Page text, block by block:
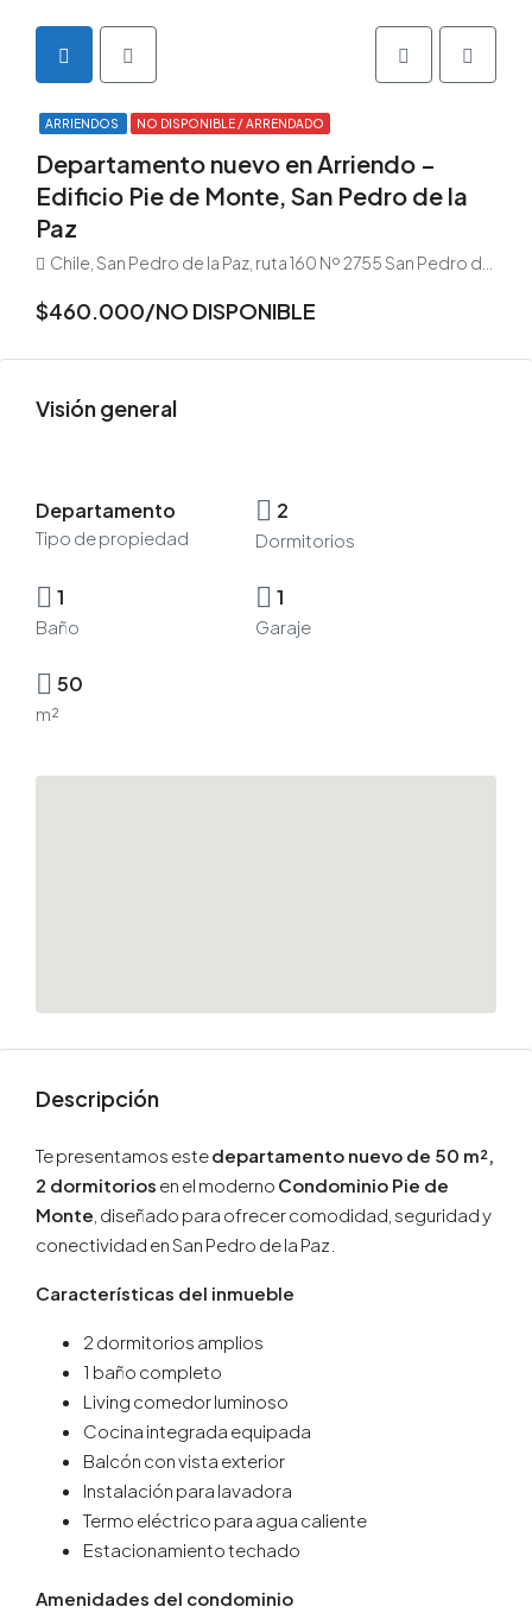
ARRIENDOS NO DISPONIBLE / ARRENDADO
Departamento nuevo en Arriendo –
Edificio Pie de Monte, San Pedro de la
Paz
Chile, San Pedro de la Paz, ruta 160 Nº 2755 San Pedro de la Paz
$460.000/NO DISPONIBLE
Visión general
Departamento
Tipo de propiedad
2
Dormitorios
1
Baño
1
Garaje
50
m²
Descripción
Te presentamos estedepartamento nuevo de 50 m²,
2 dormitorios en el moderno Condominio Pie de
Monte , diseñado para ofrecer comodidad, seguridad y
conectividad en San Pedro de la Paz.
Características del inmueble
2 dormitorios amplios
1 baño completo
Living comedor luminoso
Cocina integrada equipada
Balcón con vista exterior
Instalación para lavadora
Termo eléctrico para agua caliente
Estacionamiento techado
Amenidades del condominio